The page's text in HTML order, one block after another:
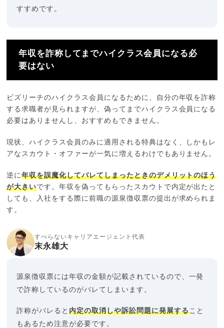
すすめです。
年収を詐称してまでハイクラス会員になる必
要はない
ビズリーチのハイクラス会員になるために、自分の年収を詐称
する求職者が見られますが、偽ってまでハイクラス会員になる
必要はありませんし、おすすめもできません。
現状、ハイクラス会員のみに適用される特典はなく、しかもレ
アなスカウト・オファーが一気に増えるわけでもありません。
逆に年収を誤魔化してバレてしまったときのデメリットのほう
が大きいです。年収を偽ってもらったスカウトで内定が出たと
しても、入社をする際に前職の源泉徴収票の提出が求められま
す。
すべらないキャリアエージェント代表
末永雄大
源泉徴収票には年収の金額が記載されているので、一発
で詐称しているのがバレてしまいます。
詐称がバレると内定の取消しや訴訟問題に発展すること
もあるため注意が必要です。